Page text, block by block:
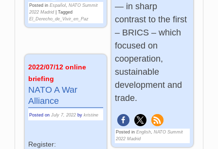
— in sharp
contrast to the first
– BRICS – which
focused on
cooperation,
sustainable
development and
trade.
Posted in English, NATO Summit
2022 Madrid
Posted in Español ,NATO Summit
2022 Madrid |Tagged
El_Derecho_de_Vivir_en_Paz
2022/07/12 online
briefing
NATO A War
Alliance
Posted onJuly 7, 2022 bykristine
Register: